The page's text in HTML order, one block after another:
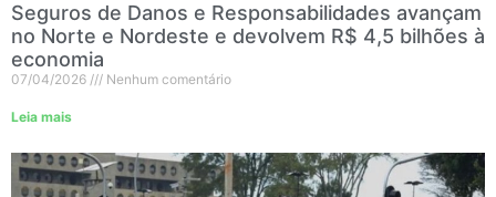
Seguros de Danos e Responsabilidades avançam
no Norte e Nordeste e devolvem R$ 4,5 bilhões à
economia
07/04/2026 Nenhum comentário
Leia mais